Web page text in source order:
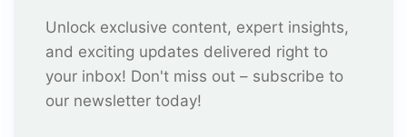
Unlock exclusive content, expert insights,
and exciting updates delivered right to
your inbox! Don't miss out – subscribe to
our newsletter today!